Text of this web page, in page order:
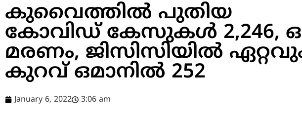
കുവൈത്തില്‍ പുതിയ
കോവിഡ് കേസുകള്‍ 2,246,
മരണം, ജിസിസിയില്‍
കുറവ് ഒമാനില്‍ 252
January 6, 2022 3:06 am